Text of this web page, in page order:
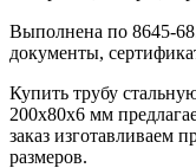
Выполнена по 8645-
документы,
Купить трубу
200х80х6 мм
заказ изготавливаем
размеров.